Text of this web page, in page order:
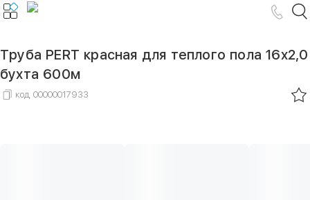
Труба PERT красная для теплого пола 16х2,0
бухта 600м
код 00000017933